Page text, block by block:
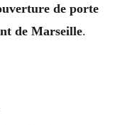
de porte
de Marseille.